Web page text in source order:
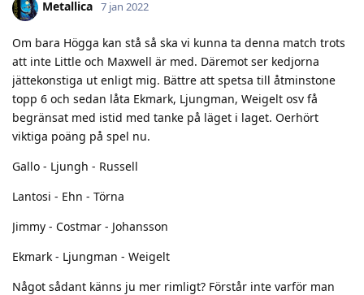
Metallica 7 jan 2022
Om bara Högga kan stå så ska vi kunna ta denna match trots
att inte Little och Maxwell är med. Däremot ser kedjorna
jättekonstiga ut enligt mig. Bättre att spetsa till åtminstone
topp 6 och sedan låta Ekmark, Ljungman, Weigelt osv få
begränsat med istid med tanke på läget i laget. Oerhört
viktiga poäng på spel nu.
Gallo - Ljungh - Russell
Lantosi - Ehn - Törna
Jimmy - Costmar - Johansson
Ekmark - Ljungman - Weigelt
Något sådant känns ju mer rimligt? Förstår inte varför man